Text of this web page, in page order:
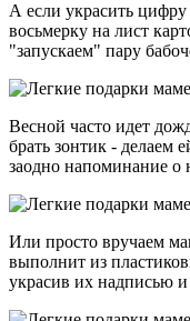
А если украсить
восьмерку на лист
"запускаем" пару
Весной часто идет
брать зонтик - делаем
заодно напоминание о
Или просто вручаем
выполнит из
украсив их надписью